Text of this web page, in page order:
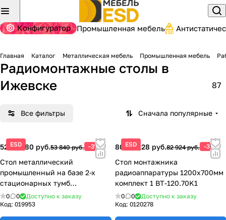
Конфигуратор Промышленная мебель
Главная Каталог Металлическая мебель Промышленная мебель
Радиомонтажные столы в
Ижевске
87
Все фильтры Сначала популярные
ESD
52 224,80 руб.53 840 руб. -3%
Стол металлический
промышленный на базе 2-х
стационарных тумб
1500x700мм СП-1500Т1Т1
0 0
Доступно к заказу
Код: 019953
ESD
80 436,28 руб.82 924 руб. -3%
Стол монтажника
радиоаппаратуры 1200x700мм
комплект 1 BT-120.70K1
0 0
Доступно к заказу
Код: 0120278